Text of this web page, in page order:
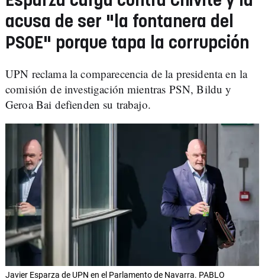
acusa de ser "la fontanera del
PSOE" porque tapa la corrupción
UPN reclama la comparecencia de la presidenta en la
comisión de investigación mientras PSN, Bildu y
Geroa Bai defienden su trabajo.
Javier Esparza de UPN en el Parlamento de Navarra. PABLO